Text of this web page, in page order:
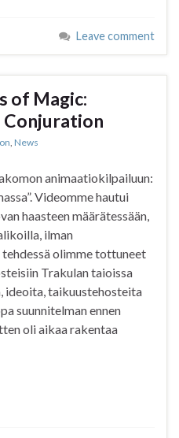
Leave comment
of Magic:
Conjuration
, News
animaatiokilpailuun:
Videomme hautui
haasteen määrätessään,
ilman
olimme tottuneet
Trakulan taioissa
ideoita, taikuustehosteita
suunnitelman ennen
oli aikaa rakentaa